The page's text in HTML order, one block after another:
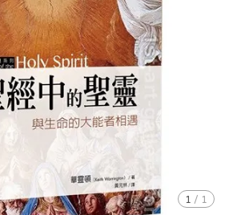
1 / 1